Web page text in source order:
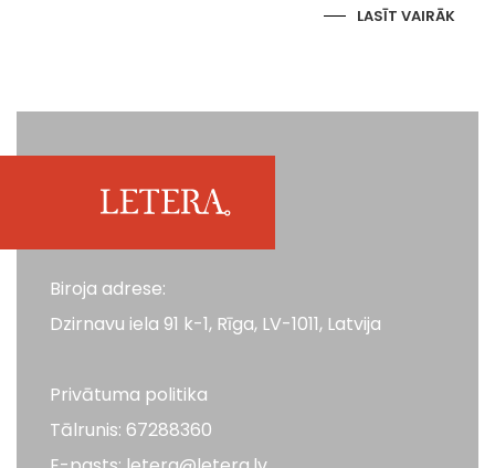
LASĪT VAIRĀK
Biroja adrese:
Dzirnavu iela 91 k-1, Rīga, LV-1011, Latvija
Privātuma politika
Tālrunis: 67288360